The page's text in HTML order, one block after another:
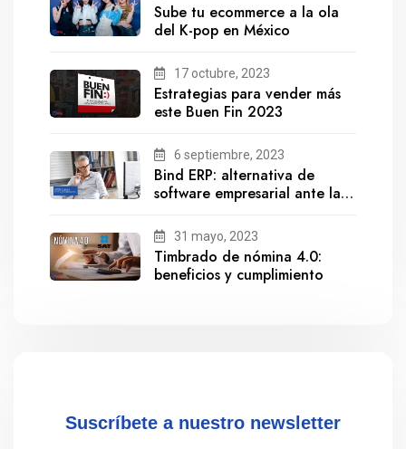
Sube tu ecommerce a la ola
del K-pop en México
17 octubre, 2023
Estrategias para vender más
este Buen Fin 2023
6 septiembre, 2023
Bind ERP: alternativa de
software empresarial ante la
31 mayo, 2023
Timbrado de nómina 4.0:
beneficios y cumplimiento
Suscríbete a nuestro newsletter